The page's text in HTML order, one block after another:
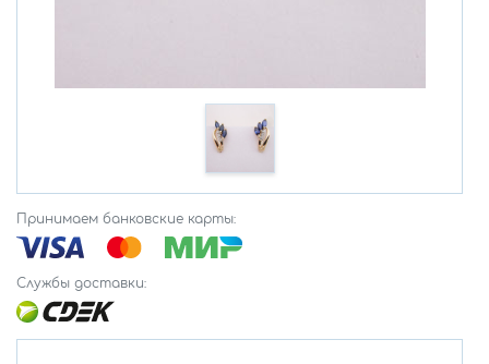
Принимаем банковские карты:
Службы доставки: